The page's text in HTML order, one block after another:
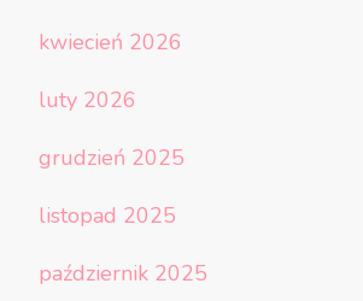
kwiecień 2026
luty 2026
grudzień 2025
listopad 2025
październik 2025